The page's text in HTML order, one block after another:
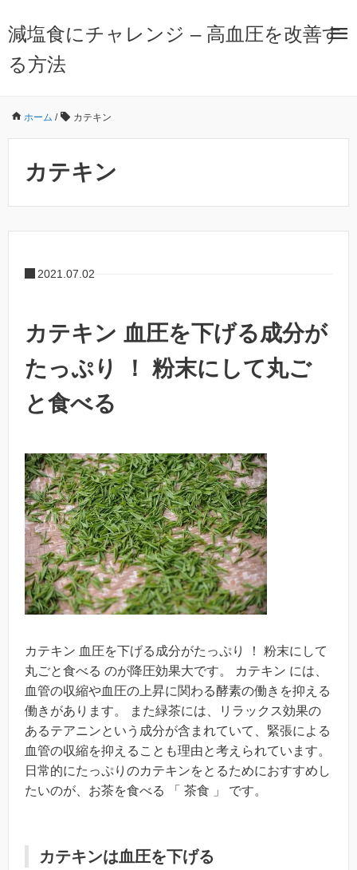
減塩食にチャレンジ – 高血圧を改善す
る方法
ホーム / カテキン
カテキン
2021.07.02
カテキン 血圧を下げる成分が
たっぷり ！ 粉末にして丸ご
と食べる
カテキン 血圧を下げる成分がたっぷり ！ 粉末にして
丸ごと食べる のが降圧効果大です。 カテキン には、
血管の収縮や血圧の上昇に関わる酵素の働きを抑える
働きがあります。 また緑茶には、リラックス効果の
あるテアニンという成分が含まれていて、緊張による
血管の収縮を抑えることも理由と考えられています。
日常的にたっぷりのカテキンをとるためにおすすめし
たいのが、お茶を食べる 「 茶食 」 です。
カテキンは血圧を下げる